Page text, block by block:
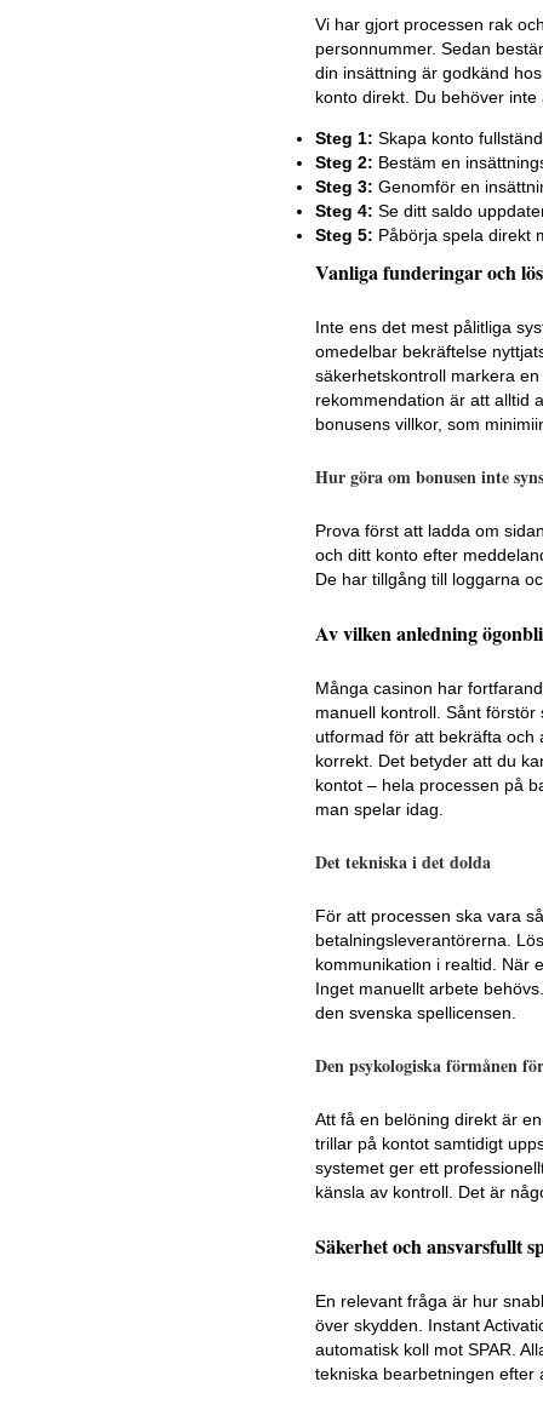
Vi har gjort processen rak
personnummer. Sedan
din insättning är godkänd
konto direkt. Du behöver
Steg 1: Skapa konto
Steg 2: Bestäm en
Steg 3: Genomför en
Steg 4: Se ditt saldo
Steg 5: Påbörja spela direkt
Vanliga funderingar och
Inte ens det mest pålitliga
omedelbar bekräftelse
säkerhetskontroll markera
rekommendation är att alltid
bonusens villkor, som
Hur göra om bonusen inte
Prova först att ladda om
och ditt konto efter
De har tillgång till loggarna
Av vilken anledning
Många casinon har
manuell kontroll. Sånt
utformad för att bekräfta och
korrekt. Det betyder att du
kontot – hela processen på
man spelar idag.
Det tekniska i det dolda
För att processen ska vara
betalningsleverantörerna.
kommunikation i realtid. När
Inget manuellt arbete
den svenska spellicensen.
Den psykologiska förmånen
Att få en belöning direkt är
trillar på kontot samtidigt
systemet ger ett
känsla av kontroll. Det är
Säkerhet och ansvarsfullt
En relevant fråga är hur
över skydden. Instant
automatisk koll mot SPAR.
tekniska bearbetningen efter